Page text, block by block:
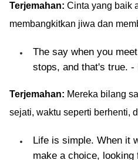
Terjemahan: Cinta yang baik
membangkitkan jiwa dan
The say when you
stops, and that's true. -
Terjemahan: Mereka bilang
sejati, waktu seperti berhenti,
Life is simple. When it
make a choice,